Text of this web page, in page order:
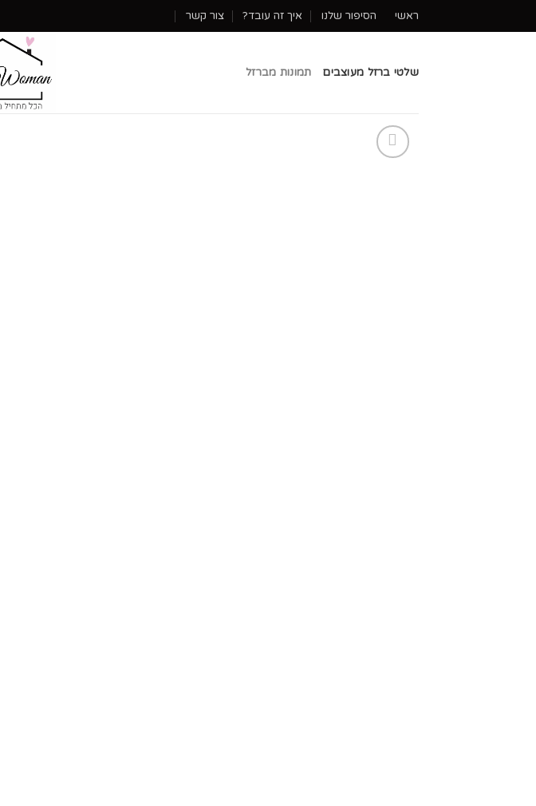
ראשי הסיפור שלנו איך זה עובד? צור קשר
שלטי ברזל מעוצבים תמונות מברזל